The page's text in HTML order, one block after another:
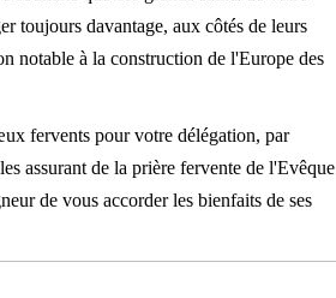
toujours davantage, aux côtés de leurs
notable à la construction de l'Europe des
fervents pour votre délégation, par
assurant de la prière fervente de l'Evêque
de vous accorder les bienfaits de ses